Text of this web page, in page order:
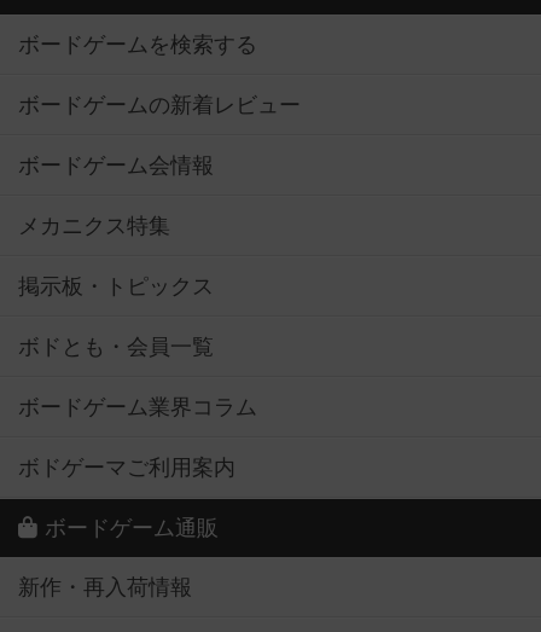
ボードゲームを検索する
ボードゲームの新着レビュー
ボードゲーム会情報
メカニクス特集
掲示板・トピックス
ボドとも・会員一覧
ボードゲーム業界コラム
ボドゲーマご利用案内
ボードゲーム通販
新作・再入荷情報